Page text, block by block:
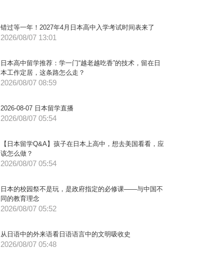
错过等一年！2027年4月日本高中入学考试时间表来了
2026/08/07 13:01
日本高中留学推荐：学一门“越老越吃香”的技术，留在日
本工作定居，这条路怎么走？
2026/08/07 08:59
2026-08-07 日本留学直播
2026/08/07 05:54
【日本留学Q&A】孩子在日本上高中，想去美国看看，应
该怎么做？
2026/08/07 05:54
日本的校园祭不是玩，是政府指定的必修课——与中国不
同的教育理念
2026/08/07 05:52
从日语中的外来语看日语语言中的文明吸收史
2026/08/07 05:48